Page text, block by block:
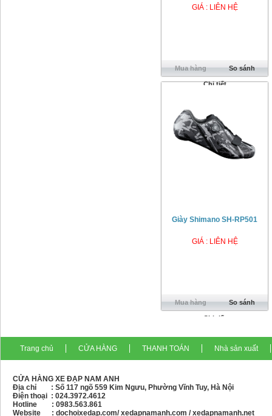
GIÁ : LIÊN HỆ
Mua hàng So sánh
Chi tiết
Giày Shimano SH-RP501
GIÁ : LIÊN HỆ
Mua hàng So sánh
Chi tiết
Trang chủ CỬA HÀNG THANH TOÁN Nhà sản xuất
CỬA HÀNG XE ĐẠP NAM ANH
Địa chỉ : Số 117 ngõ 559 Kim Ngưu, Phường Vĩnh Tuy, Hà Nội
Điện thoại : 024.3972.4612
Hotline : 0983.563.861
Website : dochoixedap.com/ xedapnamanh.com / xedapnamanh.net